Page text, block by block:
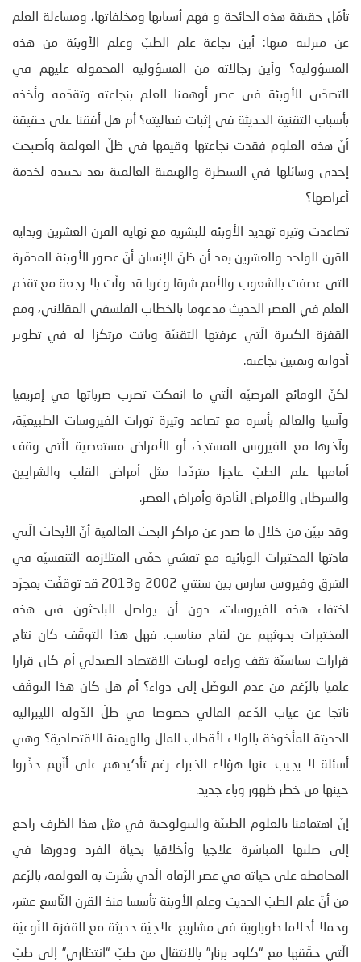
تأمّل حقيقة هذه الجائحة و فهم أسبابها ومخلفاتها، ومساءلة العلم
عن منزلته منها: أين نجاعة علم الطبّ وعلم الأوبئة من هذه
المسؤولية؟ وأين رجالاته من المسؤولية المحمولة عليهم في
التصدّي للأوبئة في عصر أوهمنا العلم بنجاعته وتقدّمه وأخذه
بأسباب التقنية الحديثة في إثبات فعاليته؟ أم هل أفقنا على حقيقة
أنّ هذه العلوم فقدت نجاعتها وقيمها في ظلّ العولمة وأصبحت
إحدى وسائلها في السيطرة والهيمنة العالمية بعد تجنيده لخدمة
أغراضها؟
تصاعدت وتيرة تهديد الأوبئة للبشرية مع نهاية القرن العشرين وبداية
القرن الواحد والعشرين بعد أن ظنّ الإنسان أنّ عصور الأوبئة المدمّرة
التي عصفت بالشعوب والأمم شرقا وغربا قد ولّت بلا رجعة مع تقدّم
العلم في العصر الحديث مدعوما بالخطاب الفلسفي العقلاني، ومع
القفزة الكبيرة الّتي عرفتها التقنيّة وباتت مرتكزا له في تطوير
أدواته وتمتين نجاعته.
لكنّ الوقائع المرضيّة الّتي ما انفكت تضرب ضرباتها في إفريقيا
وآسيا والعالم بأسره مع تصاعد وتيرة ثورات الفيروسات الطبيعيّة،
وآخرها مع الفيروس المستجدّ، أو الأمراض مستعصية الّتي وقف
أمامها علم الطبّ عاجزا متردّدا مثل أمراض القلب والشرايين
والسرطان والأمراض النّادرة وأمراض العصر.
وقد تبيّن من خلال ما صدر عن مراكز البحث العالمية أنّ الأبحاث الّتي
قادتها المختبرات الوبائية مع تفشي حمّى المتلازمة التنفسيّة في
الشرق وفيروس سارس بين سنتي 2002 و2013 قد توقفّت بمجرّد
اختفاء هذه الفيروسات، دون أن يواصل الباحثون في هذه
المختبرات بحوثهم عن لقاح مناسب. فهل هذا التوقّف كان نتاج
قرارات سياسيّة تقف وراءه لوبيات الاقتصاد الصيدلي أم كان قرارا
علميا بالرّغم من عدم التوصّل إلى دواء؟ أم هل كان هذا التوقّف
ناتجا عن غياب الدّعم المالي خصوصا في ظلّ الدّولة الليبرالية
الحديثة المأخوذة بالولاء لأقطاب المال والهيمنة الاقتصادية؟ وهي
أسئلة لا يجيب عنها هؤلاء الخبراء رغم تأكيدهم على أنّهم حذّروا
حينها من خطر ظهور وباء جديد.
إنّ اهتمامنا بالعلوم الطبيّة والبيولوجية في مثل هذا الظرف راجع
إلى صلتها المباشرة علاجيا وأخلاقيا بحياة الفرد ودورها في
المحافظة على حياته في عصر الرّفاه الّذي بشّرت به العولمة، بالرّغم
من أنّ علم الطبّ الحديث وعلم الأوبئة تأسسا منذ القرن التّاسع عشر،
وحملا أحلاما طوباوية في مشاريع علاجيّة حديثة مع القفزة النّوعيّة
الّتي حقّقها مع “كلود برنار” بالانتقال من طبّ “انتظاري” إلى طبّ